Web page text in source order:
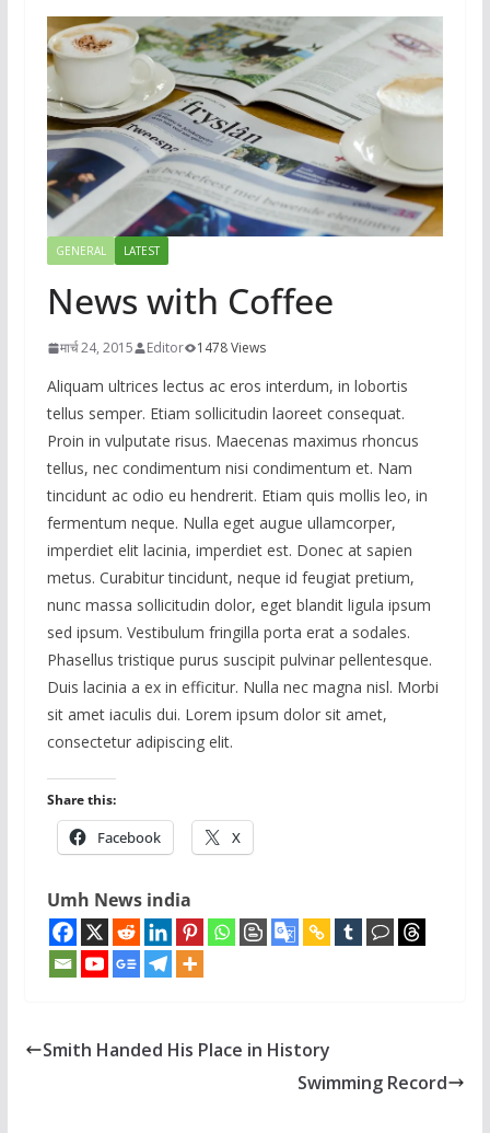
GENERAL LATEST
News with Coffee
मार्च 24, 2015 Editor 1478 Views
Aliquam ultrices lectus ac eros interdum, in lobortis
tellus semper. Etiam sollicitudin laoreet consequat.
Proin in vulputate risus. Maecenas maximus rhoncus
tellus, nec condimentum nisi condimentum et. Nam
tincidunt ac odio eu hendrerit. Etiam quis mollis leo, in
fermentum neque. Nulla eget augue ullamcorper,
imperdiet elit lacinia, imperdiet est. Donec at sapien
metus. Curabitur tincidunt, neque id feugiat pretium,
nunc massa sollicitudin dolor, eget blandit ligula ipsum
sed ipsum. Vestibulum fringilla porta erat a sodales.
Phasellus tristique purus suscipit pulvinar pellentesque.
Duis lacinia a ex in efficitur. Nulla nec magna nisl. Morbi
sit amet iaculis dui. Lorem ipsum dolor sit amet,
consectetur adipiscing elit.
Share this:
Facebook X
Umh News india
Smith Handed His Place in History
Swimming Record